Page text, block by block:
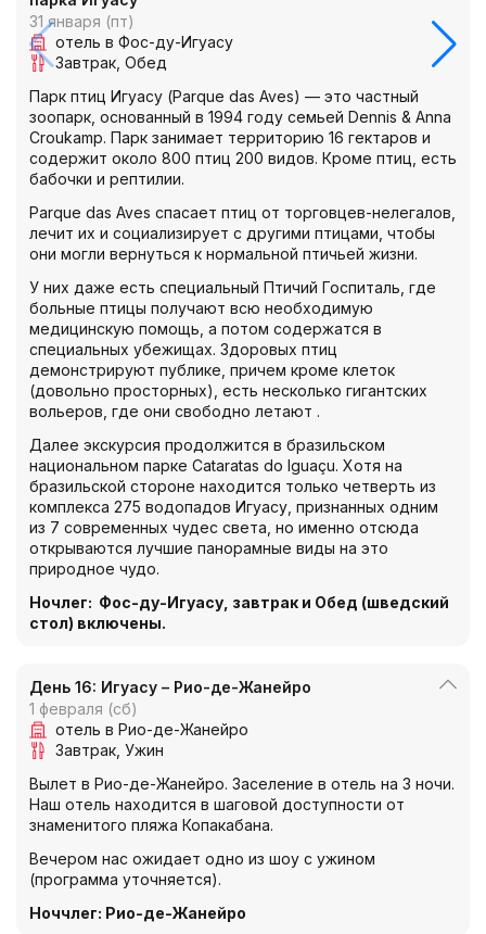
31 января (пт)
отель в Фос-ду-Игуасу
Завтрак Обед
Парк птиц Игуасу (Parque das Aves) — это частный
зоопарк, основанный в 1994 году семьей Dennis & Anna
Croukamp. Парк занимает территорию 16 гектаров и
содержит около 800 птиц 200 видов. Кроме птиц, есть
бабочки и рептилии.
Parque das Aves спасает птиц от торговцев-нелегалов,
лечит их и социализирует с другими птицами, чтобы
они могли вернуться к нормальной птичьей жизни.
У них даже есть специальный Птичий Госпиталь, где
больные птицы получают всю необходимую
медицинскую помощь, а потом содержатся в
специальных убежищах. Здоровых птиц
демонстрируют публике, причем кроме клеток
(довольно просторных), есть несколько гигантских
вольеров, где они свободно летают .
Далее экскурсия продолжится в бразильском
национальном парке Cataratas do Iguaçu. Хотя на
бразильской стороне находится только четверть из
комплекса 275 водопадов Игуасу, признанных одним
из 7 современных чудес света, но именно отсюда
открываются лучшие панорамные виды на это
природное чудо.
Ночлег: Фос-ду-Игуасу, завтрак и Обед (шведский
стол) включены.
День 16: Игуасу – Рио-де-Жанейро
1 февраля (сб)
отель в Рио-де-Жанейро
Завтрак Ужин
Вылет в Рио-де-Жанейро. Заселение в отель на 3 ночи.
Наш отель находится в шаговой доступности от
знаменитого пляжа Копакабана.
Вечером нас ожидает одно из шоу с ужином
(программа уточняется).
Ноччлег: Рио-де-Жанейро